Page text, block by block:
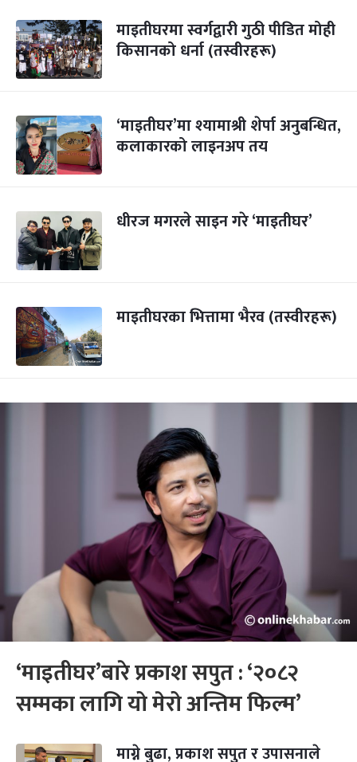
माइतीघरमा स्वर्गद्वारी गुठी पीडित मोही
किसानको धर्ना (तस्वीरहरू)
‘माइतीघर’मा श्यामाश्री शेर्पा अनुबन्धित,
कलाकारको लाइनअप तय
धीरज मगरले साइन गरे ‘माइतीघर’
माइतीघरका भित्तामा भैरव (तस्वीरहरू)
‘माइतीघर’बारे प्रकाश सपुत : ‘२०८२
सम्मका लागि यो मेरो अन्तिम फिल्म’
माग्ने बुढा, प्रकाश सपुत र उपासनाले